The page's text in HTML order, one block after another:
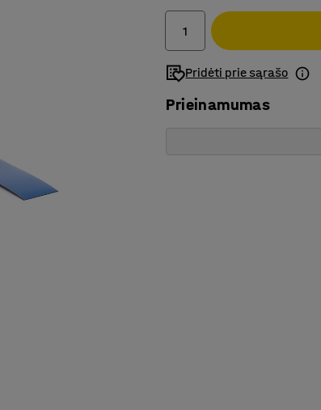
Pridėti prie sąrašo
Prieinamumas